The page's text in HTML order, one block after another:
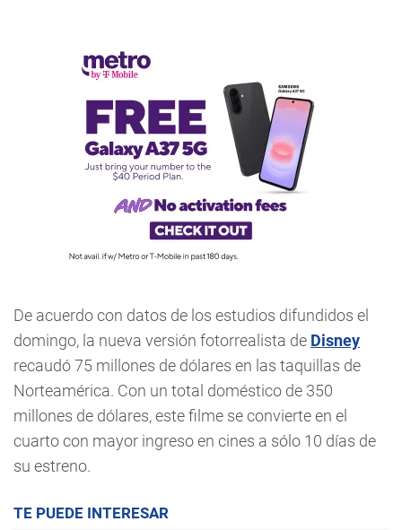
De acuerdo con datos de los estudios difundidos el
domingo, la nueva versión fotorrealista de Disney
recaudó 75 millones de dólares en las taquillas de
Norteamérica. Con un total doméstico de 350
millones de dólares, este filme se convierte en el
cuarto con mayor ingreso en cines a sólo 10 días de
su estreno.
TE PUEDE INTERESAR